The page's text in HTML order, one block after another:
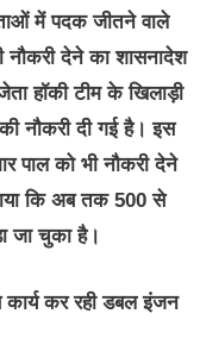
में पदक जीतने वाले
नौकरी देने का शासनादेश
हॉकी टीम के खिलाड़ी
नौकरी दी गई है। इस
पाल को भी नौकरी देने
कि अब तक 500 से
जा चुका है।
कार्य कर रही डबल इंजन